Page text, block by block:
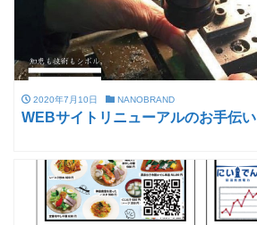
2020年7月10日 NANOBRAND
WEBサイトリニューアルのお手伝い